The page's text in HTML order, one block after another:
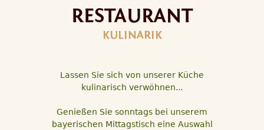
RESTAURANT
KULINARIK
Lassen Sie sich von unserer Küche
kulinarisch verwöhnen...
Genießen Sie sonntags bei unserem
bayerischen Mittagstisch eine Auswahl